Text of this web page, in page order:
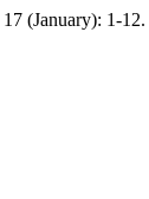
17 (January): 1-12.